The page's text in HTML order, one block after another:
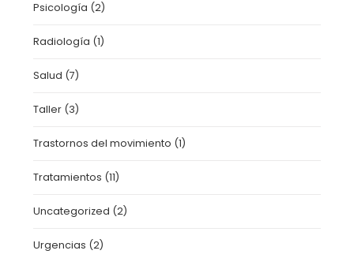
Psicología (2)
Radiología (1)
Salud (7)
Taller (3)
Trastornos del movimiento (1)
Tratamientos (11)
Uncategorized (2)
Urgencias (2)